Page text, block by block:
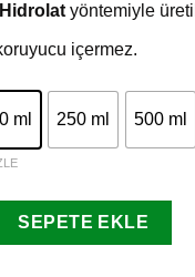
yöntemiyle
içermez.
ml 250 ml 500 ml
adet
SEPETE EKLE